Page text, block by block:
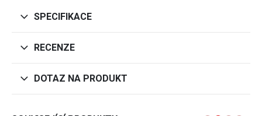
SPECIFIKACE
RECENZE
DOTAZ NA PRODUKT